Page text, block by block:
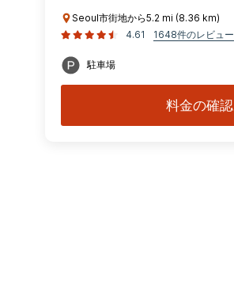
Seoul市街地から5.2 mi (8.36 km)
4.61
1648件のレビュー
駐車場
料金の確認